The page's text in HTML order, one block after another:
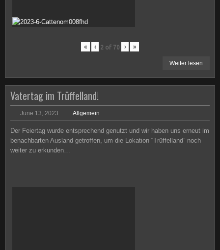
« ‹ 2 of 70 › »
Weiter lesen
Vatertag im Trüffelland!
June 13, 2023 Allgemein
Der Feiertag wurde entsprechend genutzt und wir haben uns erneut im
benachbarten Ausland getroffen, um die Lokation “Trüffelland” noch
weiter zu erkunden…